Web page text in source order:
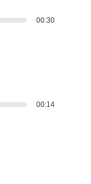
00:30
00:14